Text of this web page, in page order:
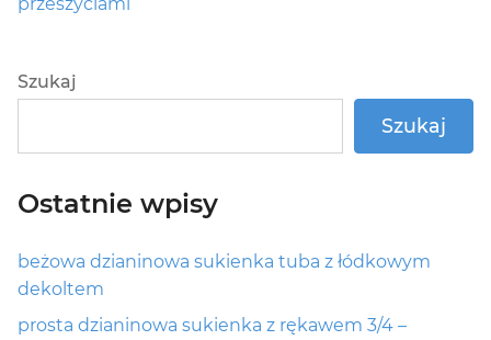
Szukaj
Szukaj
Ostatnie wpisy
beżowa dzianinowa sukienka tuba z łódkowym
dekoltem
prosta dzianinowa sukienka z rękawem 3/4 –